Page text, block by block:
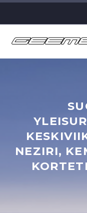
NEZIRI,